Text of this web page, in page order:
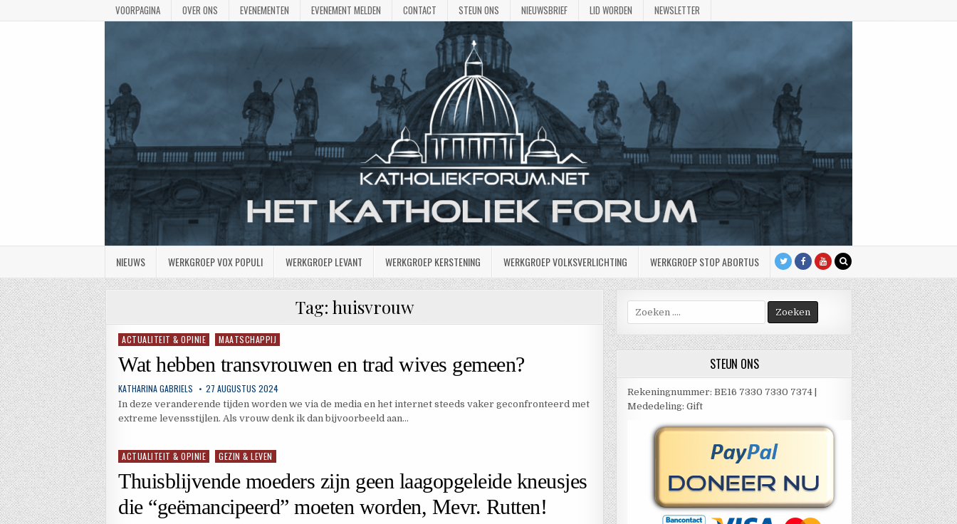
VOORPAGINA OVER ONS EVENEMENTEN EVENEMENT MELDEN CONTACT STEUN ONS NIEUWSBRIEF LID WORDEN NEWSLETTER
NIEUWS WERKGROEP VOX POPULI WERKGROEP LEVANT WERKGROEP KERSTENING WERKGROEP VOLKSVERLICHTING WERKGROEP STOP ABORTUS
Tag:huisvrouw
Geplaatst
ACTUALITEIT & OPINIE MAATSCHAPPIJ
Wat hebben transvrouwen en trad wives gemeen?
KATHARINA GABRIELS 27 AUGUSTUS 2024
In deze veranderende tijden worden we via de media en het internet steeds vaker geconfronteerd met
extreme levensstijlen. Als vrouw denk ik dan bijvoorbeeld aan…
Geplaatst
ACTUALITEIT & OPINIE GEZIN & LEVEN
Thuisblijvende moeders zijn geen laagopgeleide kneusjes
die “geëmancipeerd” moeten worden, Mevr. Rutten!
Zoek
naar:
STEUN ONS
Rekeningnummer: BE16 7330 7330 7374 |
Mededeling: Gift